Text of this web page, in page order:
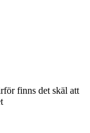
finns det skäl att